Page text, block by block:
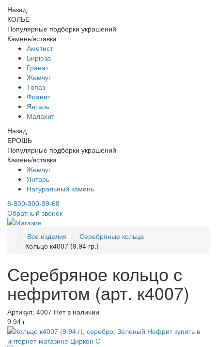
Назад
КОЛЬЕ
Популярные подборки украшений
Камень/вставка
Аметист
Бирюза
Гранат
Жемчуг
Топаз
Фианит
Янтарь
Малахит
Назад
БРОШЬ
Популярные подборки украшений
Камень/вставка
Жемчуг
Янтарь
Натуральный камень
8-800-300-39-68
Обратный звонок
Все изделия
Серебряные кольца
Кольцо к4007 (9.94 гр.)
Серебряное кольцо с
нефритом (арт. к4007)
Артикул: 4007 Нет в наличии
9.94 г.